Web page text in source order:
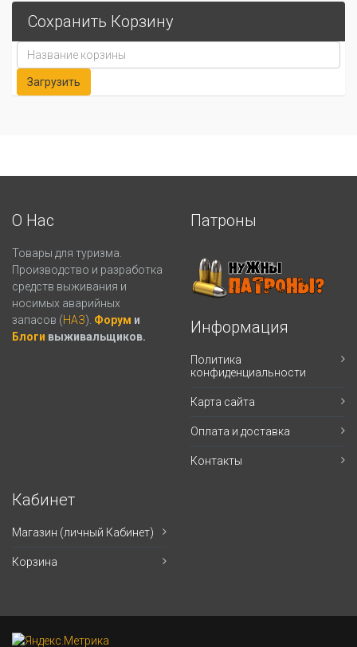
Сохранить Корзину
О Нас
Товары для туризма.
Производство и разработка
средств выживания и
носимых аварийных
запасов (НАЗ). Форум и
Блоги выживальщиков.
Патроны
Информация
Политика
конфиденциальности
Карта сайта
Оплата и доставка
Контакты
Кабинет
Магазин (личный Кабинет)
Корзина